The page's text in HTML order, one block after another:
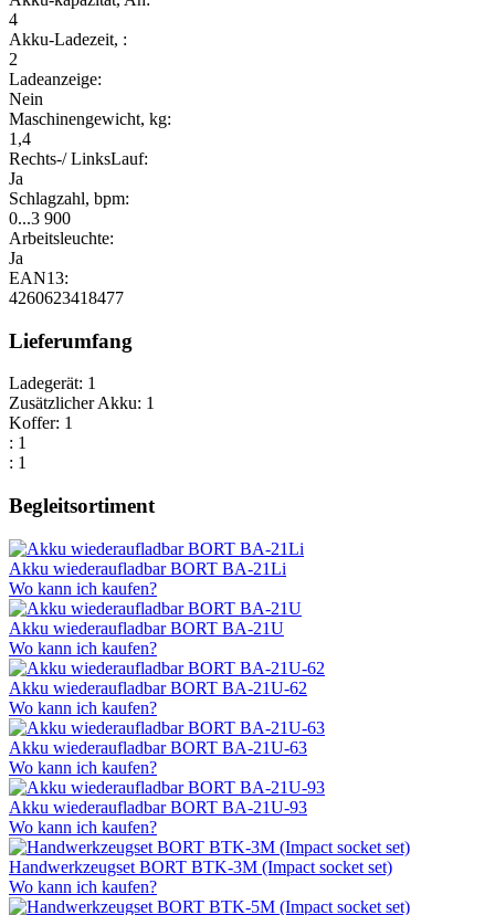
4
Akku-Ladezeit, :
2
Ladeanzeige:
Nein
Maschinengewicht, kg:
1,4
Rechts-/ LinksLauf:
Ja
Schlagzahl, bpm:
0...3 900
Arbeitsleuchte:
Ja
EAN13:
4260623418477
Lieferumfang
Ladegerät: 1
Zusätzlicher Akku: 1
Koffer: 1
: 1
: 1
Begleitsortiment
Akku wiederaufladbar BORT BA-21Li
Wo kann ich kaufen?
Akku wiederaufladbar BORT BA-21U
Wo kann ich kaufen?
Akku wiederaufladbar BORT BA-21U-62
Wo kann ich kaufen?
Akku wiederaufladbar BORT BA-21U-63
Wo kann ich kaufen?
Akku wiederaufladbar BORT BA-21U-93
Wo kann ich kaufen?
Handwerkzeugset BORT BTK-3M (Impact socket set)
Wo kann ich kaufen?